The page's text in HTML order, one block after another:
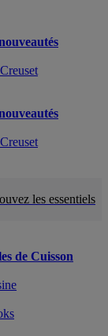
les essentiels
de Cuisson